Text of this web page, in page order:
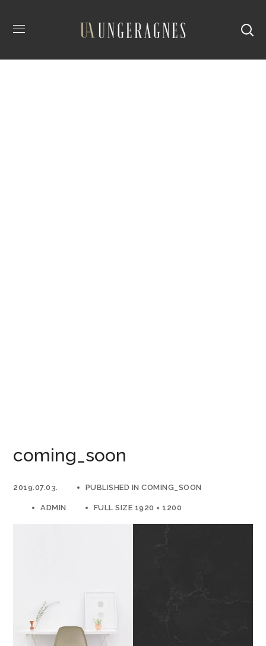
coming_soon
2019.07.03. PUBLISHED INCOMING_SOON
ADMIN FULL SIZE 1920 × 1200